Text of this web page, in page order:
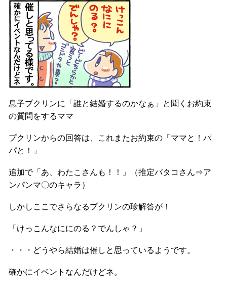
息子プクリンに「誰と結婚するのかなぁ」と聞くお約束
の質問をするママ
プクリンからの回答は、これまたお約束の「ママと！パ
パと！」
追加で「あ、わたこさんも！！」（推定バタコさん⇒ア
ンパンマ〇のキャラ）
しかしここでさらなるプクリンの珍解答が！
「けっこんなににのる？でんしゃ？」
・・・どうやら結婚は催しと思っているようです。
確かにイベントなんだけどネ。